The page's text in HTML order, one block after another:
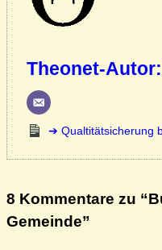
Theonet-
Qualtitätsicherung
8 Kommentare zu
Gemeinde”